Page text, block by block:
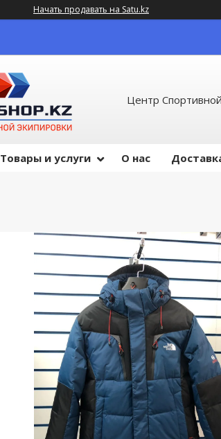
Начать продавать на Satu.kz
Центр
Товары и услуги О нас